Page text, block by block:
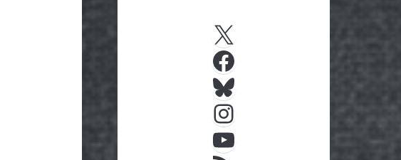
Facebook
YouTube